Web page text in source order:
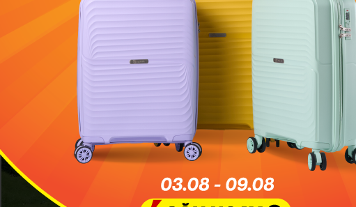
Một bức trạm trổ tinh xảo ở khu di tích